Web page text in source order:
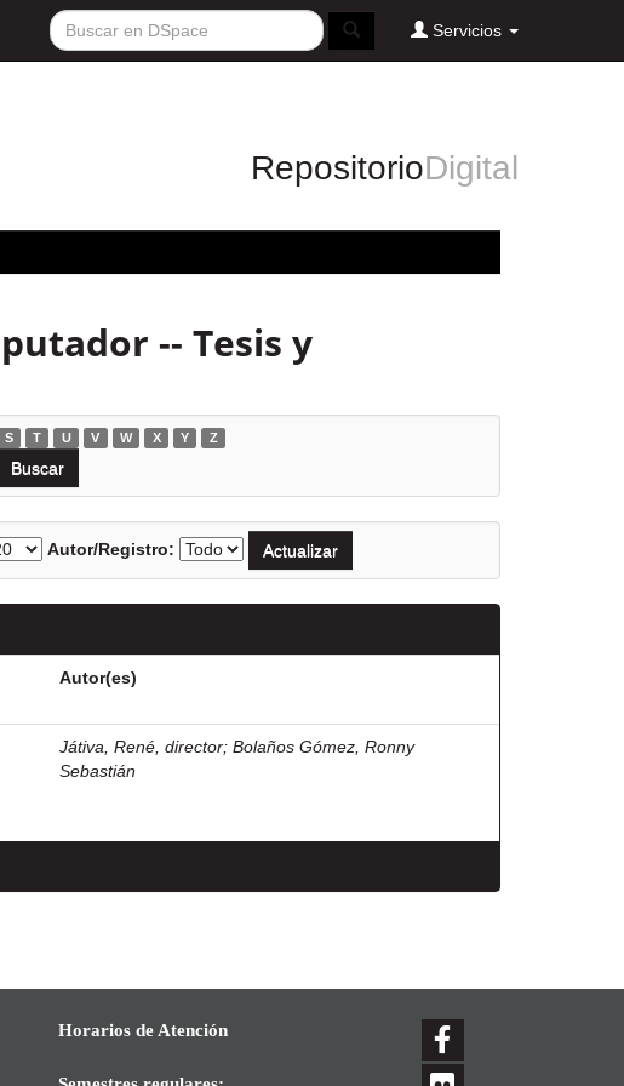
Servicios
RepositorioDigital
-- Tesis y
S T U V W X Y Z
Autor/Registro:
Autor(es)
Játiva, René, director; Bolaños Gómez, Ronny
Sebastián
Horarios de Atención